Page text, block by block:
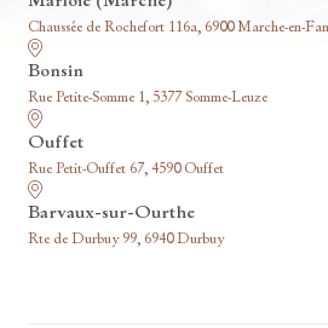
Chaussée de Rochefort 116a, 6900 Marche-en-
Bonsin
Rue Petite-Somme 1, 5377 Somme-Leuze
Ouffet
Rue Petit-Ouffet 67, 4590 Ouffet
Barvaux-sur-Ourthe
Rte de Durbuy 99, 6940 Durbuy